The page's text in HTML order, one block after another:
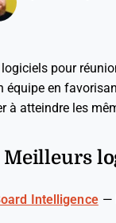
logiciels pour
équipe en
à atteindre les
Meilleurs
Intelligence —